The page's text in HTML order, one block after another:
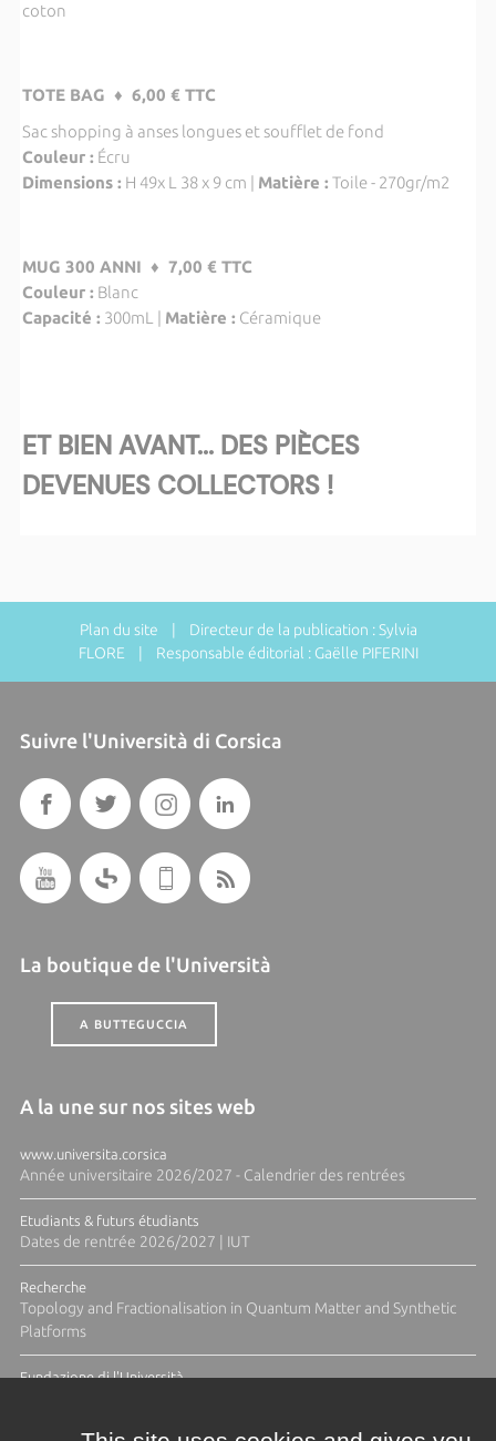
coton
TOTE BAG ♦ 6,00 € TTC
Sac shopping à anses longues et soufflet de fond
Couleur : Écru
Dimensions : H 49x L 38 x 9 cm | Matière : Toile - 270gr/m2
MUG 300 ANNI ♦ 7,00 € TTC
Couleur : Blanc
Capacité : 300mL | Matière : Céramique
ET BIEN AVANT... DES PIÈCES
DEVENUES COLLECTORS !
Plan du site | Directeur de la publication : Sylvia
FLORE | Responsable éditorial : Gaëlle PIFERINI
Suivre l'Università di Corsica
La boutique de l'Università
A BUTTEGUCCIA
A la une sur nos sites web
www.universita.corsica
Année universitaire 2026/2027 - Calendrier des rentrées
Etudiants & futurs étudiants
Dates de rentrée 2026/2027 | IUT
Recherche
Topology and Fractionalisation in Quantum Matter and Synthetic
Platforms
Fundazione di l'Università